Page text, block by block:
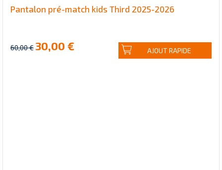
Pantalon pré-match kids Third 2025-2026
60,00 € 30,00 € AJOUT RAPIDE